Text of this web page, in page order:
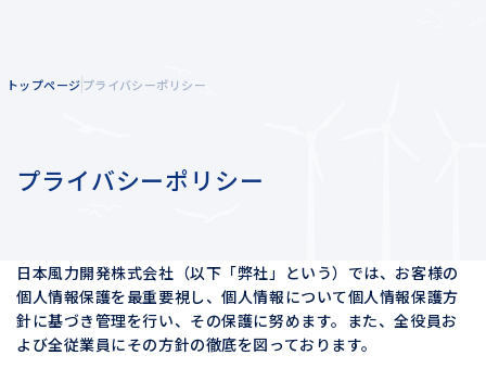
企業理念
拠点一覧
グループ企業
事業紹介
陸上風力発電
洋上風力発電
トップページプライバシーポリシー
プライバシーポリシー
日本風力開発株式会社（以下「弊社」という）では、お客様の
個人情報保護を最重要視し、個人情報について個人情報保護方
針に基づき管理を行い、その保護に努めます。 また、全役員お
よび全従業員にその方針の徹底を図っております。